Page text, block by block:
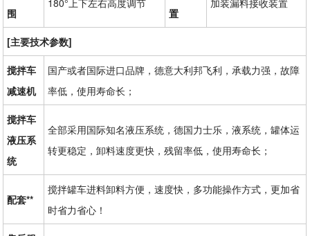
围
180°上下左右高度调节
置
加装漏料接收装置
[主要技术参数]
搅拌车
减速机
国产或者国际进口品牌，德意大利邦飞利，承载力强，故障
率低，使用寿命长；
搅拌车
液压系
统
全部采用国际知名液压系统，德国力士乐，液系统，罐体运
转更稳定，卸料速度更快，残留率低，使用寿命长；
配套**
搅拌罐车进料卸料方便，速度快，多功能操作方式，更加省
时省力省心！